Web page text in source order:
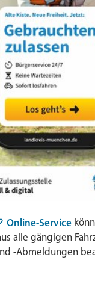
&
Online-Service
alle gängigen
-Abmeldungen